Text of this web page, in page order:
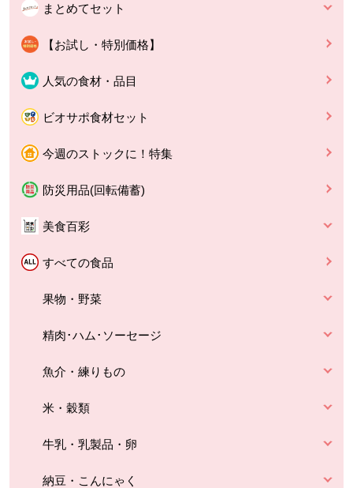
まとめてセット
【お試し・特別価格】
人気の食材・品目
ビオサポ食材セット
今週のストックに！特集
防災用品(回転備蓄)
美食百彩
すべての食品
果物・野菜
精肉･ハム･ソーセージ
魚介・練りもの
米・穀類
牛乳・乳製品・卵
納豆・こんにゃく